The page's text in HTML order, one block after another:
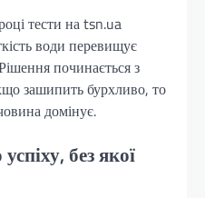
тести на tsn.ua
води перевищує
починається з
зашипить бурхливо, то
домінує.
без якої